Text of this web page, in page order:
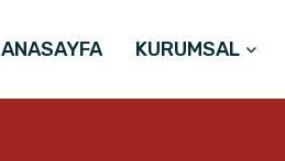
ANASAYFA KURUMSAL